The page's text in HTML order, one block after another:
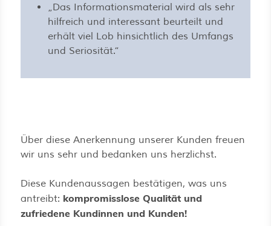
„Das Informationsmaterial wird als sehr
hilfreich und interessant beurteilt und
erhält viel Lob hinsichtlich des Umfangs
und Seriosität.“
Über diese Anerkennung unserer Kunden freuen
wir uns sehr und bedanken uns herzlichst.
Diese Kundenaussagen bestätigen, was uns
antreibt: kompromisslose Qualität und
zufriedene Kundinnen und Kunden!